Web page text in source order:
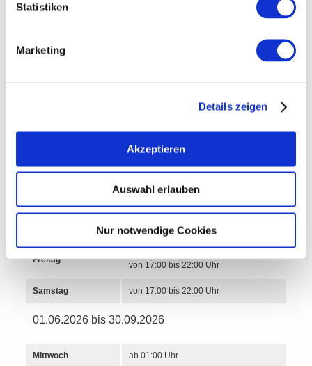
Statistiken
Marketing
Details zeigen
Akzeptieren
Auswahl erlauben
Nur notwendige Cookies
Mittwoch
Donnerstag
01.10.2026 bis 31.01.2027
von 17:00 bis 22:00 Uhr
von 17:00 bis 22:00 Uhr
Freitag
von 17:00 bis 22:00 Uhr
Samstag von 17:00 bis 22:00 Uhr
01.06.2026 bis 30.09.2026
Mittwoch ab 01:00 Uhr